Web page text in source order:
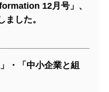
12月号」、
ました。
・「中小企業と組